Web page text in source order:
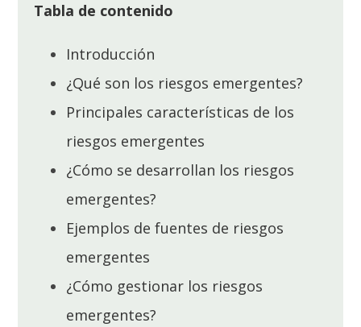
Tabla de contenido
Introducción
¿Qué son los riesgos emergentes?
Principales características de los
riesgos emergentes
¿Cómo se desarrollan los riesgos
emergentes?
Ejemplos de fuentes de riesgos
emergentes
¿Cómo gestionar los riesgos
emergentes?